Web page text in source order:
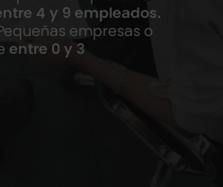
4 y 9 empleados.
empresas o
entre 0 y 3